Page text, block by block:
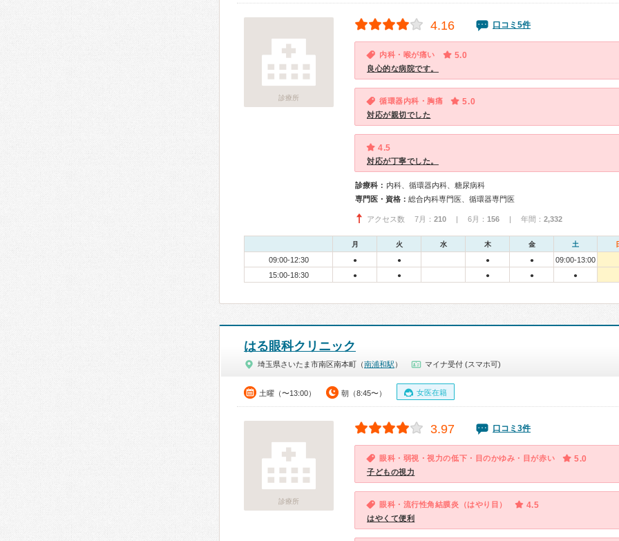
診療所
4.16 口コミ5件
内科・喉が痛い 5.0
良心的な病院です。
循環器内科・胸痛 5.0
対応が親切でした
4.5
対応が丁寧でした。
診療科： 内科、循環器内科、糖尿病科
専門医・資格： 総合内科専門医、循環器専門医
アクセス数 7月： 210 | 6月： 156 | 年間： 2,332
月 火 水 木 金 土
09:00-12:30 ● ● ● ●
09:00-13:00
15:00-18:30
● ● ● ● ●
はる眼科クリニック
埼玉県さいたま市南区南本町（南浦和駅 ） マイナ受付 (スマホ可)
土曜（〜13:00） 朝（8:45〜） 女医在籍
診療所
3.97 口コミ3件
眼科・弱視・視力の低下・目のかゆみ・目が赤い 5.0
子どもの視力
眼科・流行性角結膜炎（はやり目） 4.5
はやくて便利